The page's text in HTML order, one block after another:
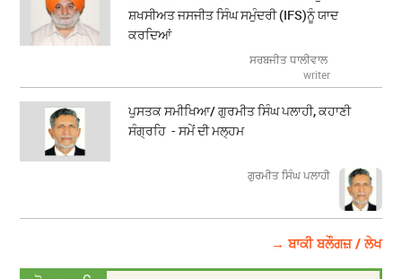
ਸ਼ਖਸੀਅਤ ਜਸਜੀਤ ਸਿੰਘ ਸਮੁੰਦਰੀ (IFS)ਨੂੰ ਯਾਦ
ਕਰਦਿਆਂ
ਸਰਬਜੀਤ ਧਾਲੀਵਾਲ
writer
ਪੁਸਤਕ ਸਮੀਖਿਆ/ ਗੁਰਮੀਤ ਸਿੰਘ ਪਲਾਹੀ, ਕਹਾਣੀ
ਸੰਗ੍ਰਹਿ - ਸਮੇਂ ਦੀ ਮਲ੍ਹਮ
ਗੁਰਮੀਤ ਸਿੰਘ ਪਲਾਹੀ
→ ਬਾਕੀ ਬਲੌਗਜ਼ / ਲੇਖ